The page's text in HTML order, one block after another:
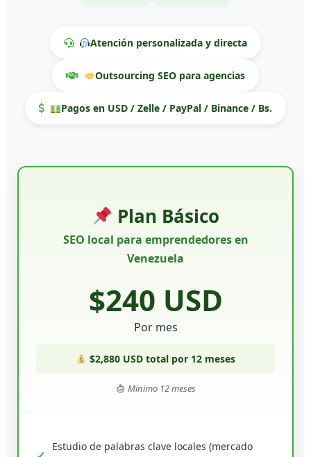
Atención personalizada y directa
Outsourcing SEO para agencias
Pagos en USD / Zelle / PayPal / Binance / Bs.
Plan Básico
SEO local para emprendedores en
Venezuela
$240 USD
Por mes
$2,880 USD total por 12 meses
Mínimo 12 meses
Estudio de palabras clave locales (mercado